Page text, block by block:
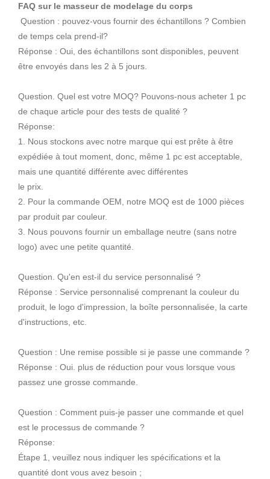
FAQ sur le masseur de modelage du corps
Question : pouvez-vous fournir des échantillons ? Combien
de temps cela prend-il?
Réponse : Oui, des échantillons sont disponibles, peuvent
être envoyés dans les 2 à 5 jours.
Question. Quel est votre MOQ? Pouvons-nous acheter 1 pc
de chaque article pour des tests de qualité ?
Réponse:
1. Nous stockons avec notre marque qui est prête à être
expédiée à tout moment, donc, même 1 pc est acceptable,
mais une quantité différente avec différentes
le prix.
2. Pour la commande OEM, notre MOQ est de 1000 pièces
par produit par couleur.
3. Nous pouvons fournir un emballage neutre (sans notre
logo) avec une petite quantité.
Question. Qu'en est-il du service personnalisé ?
Réponse : Service personnalisé comprenant la couleur du
produit, le logo d'impression, la boîte personnalisée, la carte
d'instructions, etc.
Question : Une remise possible si je passe une commande ?
Réponse : Oui. plus de réduction pour vous lorsque vous
passez une grosse commande.
Question : Comment puis-je passer une commande et quel
est le processus de commande ?
Réponse:
Étape 1, veuillez nous indiquer les spécifications et la
quantité dont vous avez besoin ;